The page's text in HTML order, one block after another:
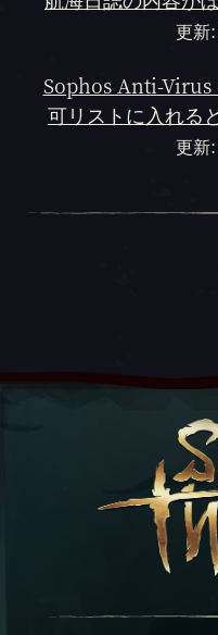
更新
Sophos Anti-Virus
可リストに入れる
更新